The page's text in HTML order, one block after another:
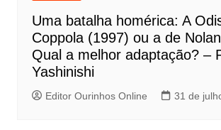
Uma batalha homérica: A
Coppola (1997) ou a de
Qual a melhor adaptação? –
Yashinishi
Editor Ourinhos Online 31 de